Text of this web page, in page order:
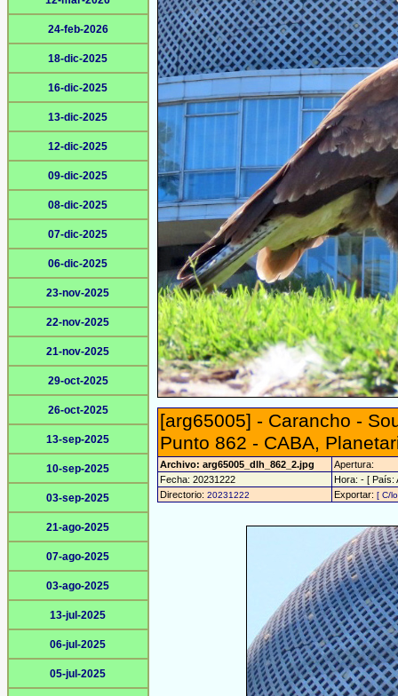
24-feb-2026
18-dic-2025
16-dic-2025
13-dic-2025
12-dic-2025
09-dic-2025
08-dic-2025
07-dic-2025
06-dic-2025
23-nov-2025
22-nov-2025
21-nov-2025
29-oct-2025
26-oct-2025
13-sep-2025
10-sep-2025
03-sep-2025
21-ago-2025
07-ago-2025
03-ago-2025
13-jul-2025
06-jul-2025
05-jul-2025
[arg65005] - Carancho -
Punto 862 - CABA,
Archivo: arg65005_dlh_862_2.jpg
Apertura:
Fecha: 20231222
Hora: - [ País:
Directorio: 20231222 Exportar: [ C/